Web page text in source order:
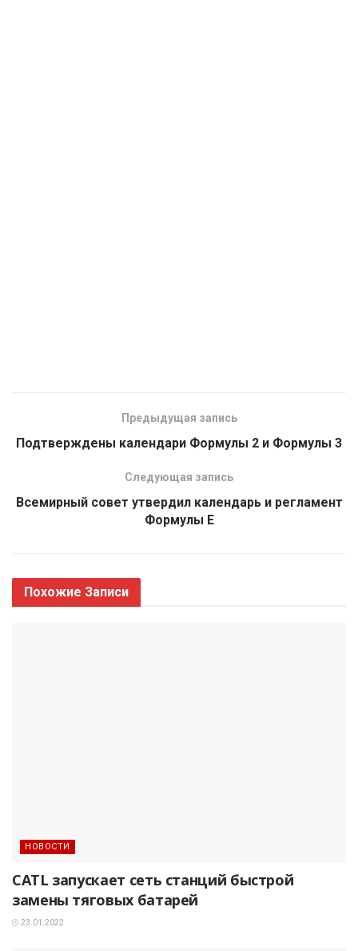
Предыдущая запись
Подтверждены календари Формулы 2 и Формулы 3
Следующая запись
Всемирный совет утвердил календарь и регламент
Формулы Е
Похожие Записи
НОВОСТИ
CATL запускает сеть станций быстрой
замены тяговых батарей
23.01.2022